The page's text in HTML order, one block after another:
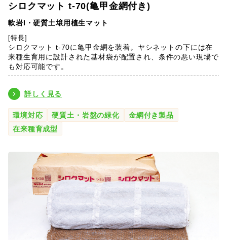
シロクマット t-70(亀甲金網付き)
軟岩I・硬質土壌用植生マット
[特長]
シロクマット t-70に亀甲金網を装着。ヤシネットの下には在
来種生育用に設計された基材袋が配置され、条件の悪い現場で
も対応可能です。
詳しく見る
環境対応 硬質土・岩盤の緑化
金網付き製品
在来種育成型